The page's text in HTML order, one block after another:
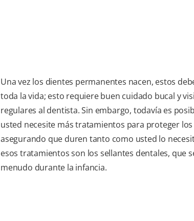
Una vez los dientes permanentes nacen, estos
toda la vida; esto requiere buen cuidado bucal y
regulares al dentista. Sin embargo, todavía es
usted necesite más tratamientos para proteger
asegurando que duren tanto como usted lo
esos tratamientos son los sellantes dentales, que
menudo durante la infancia.